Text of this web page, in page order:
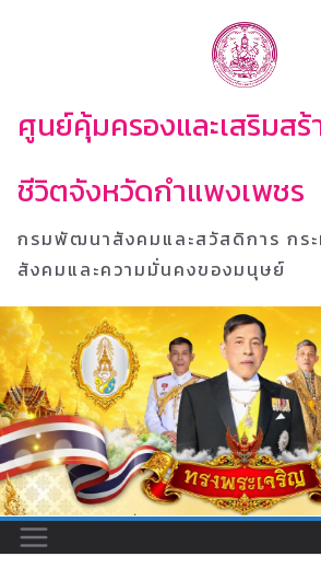
ศูนย์คุ้มครองและเสริมส
ชีวิตจังหวัดกำแพงเพชร
กรมพัฒนาสังคมและสวัสดิการ กร
สังคมและความมั่นคงของมนุษย์